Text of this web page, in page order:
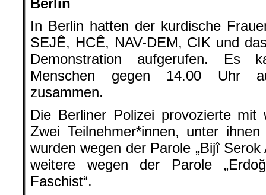
Berlin
In Berlin hatten der kurdische
SEJÊ, HCÊ, NAV-DEM, CIK und
Demonstration aufgerufen. Es
Menschen gegen 14.00 Uhr
zusammen.
Die Berliner Polizei provozierte mit
Zwei Teilnehmer*innen, unter
wurden wegen der Parole „Bijî
weitere wegen der Parole
Faschist“.